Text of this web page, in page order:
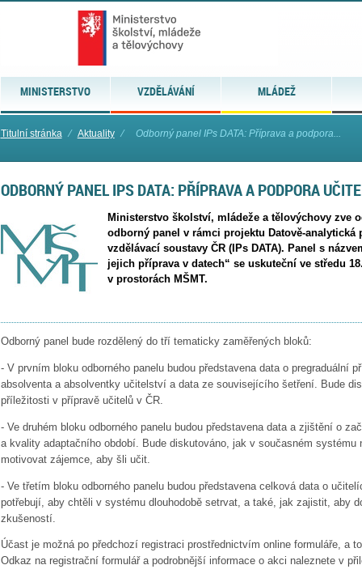
MINISTERSTVO VZDĚLÁVÁNÍ MLÁDEŽ
Titulní stránka ⁄ Aktuality ⁄ Odborný panel IPs DATA: Příprava a podpora...
ODBORNÝ PANEL IPS DATA: PŘÍPRAVA A PODPORA
Ministerstvo školství, mládeže a tělovýchovy zve
odborný panel v rámci projektu Datově-
vzdělávací soustavy ČR (IPs DATA). Panel s
jejich příprava v datech“ se uskuteční ve středu
v prostorách MŠMT.
Odborný panel bude rozdělený do tří tematicky zaměřených bloků:
- V prvním bloku odborného panelu budou představena data o pregraduální
absolventa a absolventky učitelství a data ze souvisejícího šetření. Bude
příležitosti v přípravě učitelů v ČR.
- Ve druhém bloku odborného panelu budou představena data a zjištění o
a kvality adaptačního období. Bude diskutováno, jak v současném systému
motivovat zájemce, aby šli učit.
- Ve třetím bloku odborného panelu budou představena celková data o
potřebují, aby chtěli v systému dlouhodobě setrvat, a také, jak zajistit, aby
zkušeností.
Účast je možná po předchozí registraci prostřednictvím online formuláře, a
Odkaz na registrační formulář a podrobnější informace o akci naleznete v